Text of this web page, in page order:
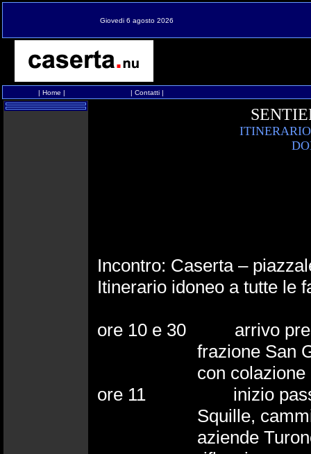
Giovedi 6 agosto 2026
| Home | | Contatti|
Incontro: Caserta –
Itinerario idoneo a tutte le
ore 10 e 30 arrivo
frazione San
con colazione
ore 11 inizio
Squille,
aziende